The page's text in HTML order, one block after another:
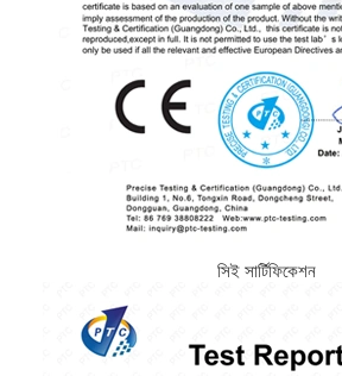
সিই সার্টিফিকেশন